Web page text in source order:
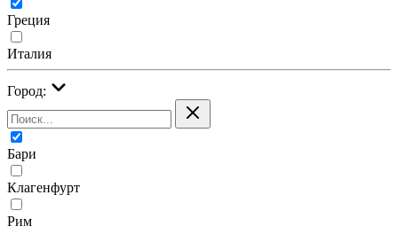
Греция
Италия
Город:
Бари
Клагенфурт
Рим